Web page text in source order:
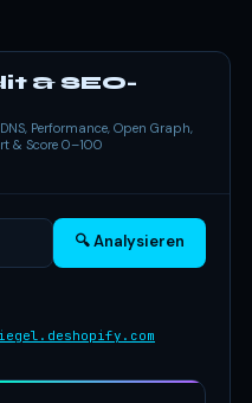
& SEO-
Performance, Open Graph,
& Score 0–100
🔍 Analysieren
shopify.com